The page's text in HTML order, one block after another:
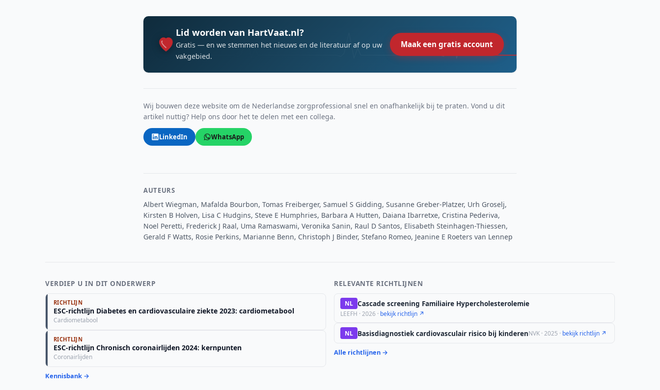
Lid worden van HartVaat.nl?
Gratis — en we stemmen het nieuws en de literatuur af op uw
vakgebied.
Maak een gratis account
Wij bouwen deze website om de Nederlandse zorgprofessional snel en onafhankelijk bij te praten. Vond u dit
artikel nuttig? Help ons door het te delen met een collega.
LinkedIn WhatsApp
AUTEURS
Albert Wiegman, Mafalda Bourbon, Tomas Freiberger, Samuel S Gidding, Susanne Greber-Platzer, Urh Groselj,
Kirsten B Holven, Lisa C Hudgins, Steve E Humphries, Barbara A Hutten, Daiana Ibarretxe, Cristina Pederiva,
Noel Peretti, Frederick J Raal, Uma Ramaswami, Veronika Sanin, Raul D Santos, Elisabeth Steinhagen-Thiessen,
Gerald F Watts, Rosie Perkins, Marianne Benn, Christoph J Binder, Stefano Romeo, Jeanine E Roeters van Lennep
VERDIEP U IN DIT ONDERWERP
RICHTLIJN
ESC-richtlijn Diabetes en cardiovasculaire ziekte 2023: cardiometabool
Cardiometabool
RICHTLIJN
ESC-richtlijn Chronisch coronairlijden 2024: kernpunten
Coronairlijden
Kennisbank →
RELEVANTE RICHTLIJNEN
NL Cascade screening Familiaire Hypercholesterolemie
LEEFH · 2026 · bekijk richtlijn ↗
NL Basisdiagnostiek cardiovasculair risico bij kinderenNVK · 2025 · bekijk richtlijn ↗
Alle richtlijnen →